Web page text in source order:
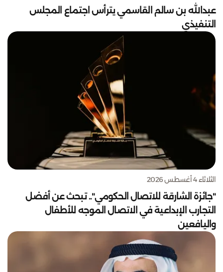
عبدالله بن سالم القاسمي يترأس اجتماع المجلس
التنفيذي
الثلاثاء 4 أغسطس 2026
"جائزة الشارقة للاتصال الحكومي".. تبحث عن أفضل
التجارب الإبداعية في الاتصال الموجه للأطفال
واليافعين